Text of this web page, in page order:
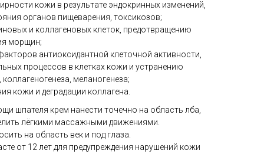
кожи в результате эндокринных изменений,
органов пищеварения, токсикозов;
и коллагеновых клеток, предотвращению
морщин;
антиоксидантной клеточной активности,
процессов в клетках кожи и устранению
меланогенеза;
кожи и деградации коллагена.
шпателя крем нанести точечно на область лба,
лёгкими массажными движениями.
на область век и под глаза.
от 12 лет для предупреждения нарушений кожи